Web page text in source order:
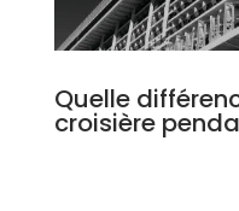
Quelle
croisière